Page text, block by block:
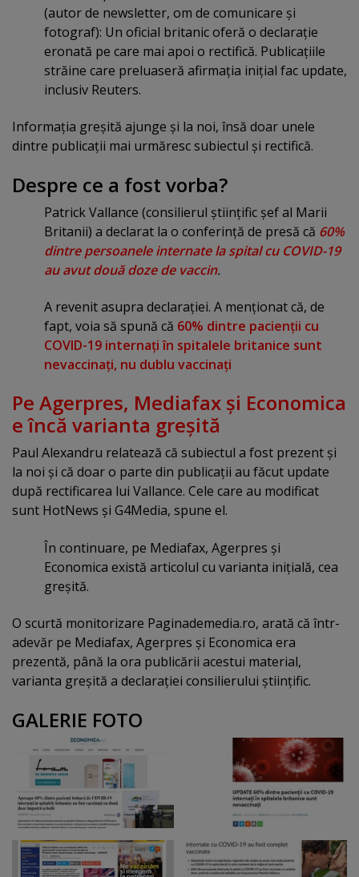
(autor de newsletter, om de comunicare şi
fotograf): Un oficial britanic oferă o declaraţie
eronată pe care mai apoi o rectifică. Publicaţiile
străine care preluaseră afirmaţia iniţial fac update,
inclusiv Reuters.
Informaţia greşită ajunge şi la noi, însă doar unele
dintre publicaţii mai urmăresc subiectul şi rectifică.
Despre ce a fost vorba?
Patrick Vallance (consilierul ştiinţific şef al Marii
Britanii) a declarat la o conferinţă de presă că 60%
dintre persoanele internate la spital cu COVID-19
au avut două doze de vaccin.
A revenit asupra declaraţiei. A menţionat că, de
fapt, voia să spună că 60% dintre pacienţii cu
COVID-19 internaţi în spitalele britanice sunt
nevaccinaţi, nu dublu vaccinaţi
Pe Agerpres, Mediafax şi Economica
e încă varianta greşită
Paul Alexandru relatează că subiectul a fost prezent şi
la noi şi că doar o parte din publicaţii au făcut update
după rectificarea lui Vallance. Cele care au modificat
sunt HotNews şi G4Media, spune el.
În continuare, pe Mediafax, Agerpres şi
Economica există articolul cu varianta iniţială, cea
greşită.
O scurtă monitorizare Paginademedia.ro, arată că într-
adevăr pe Mediafax, Agerpres şi Economica era
prezentă, până la ora publicării acestui material,
varianta greşită a declaraţiei consilierului ştiinţific.
GALERIE FOTO